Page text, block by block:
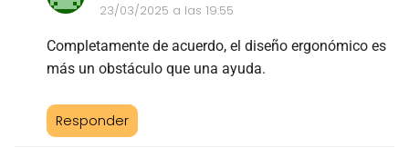
23/03/2025 a las 19:55
Completamente de acuerdo, el diseño ergonómico es
más un obstáculo que una ayuda.
Responder